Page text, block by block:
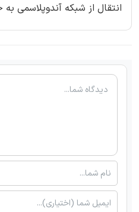
انتقال از شبکه آندوپلاسمی